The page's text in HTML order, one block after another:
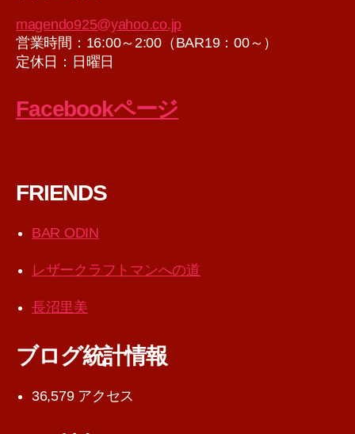
magendo925@yahoo.co.jp
営業時間：16:00～2:00（BAR19：00～）
定休日：日曜日
Facebookページ
FRIENDS
BAR ODIN
レザークラフトマンへの道
長沼里美
ブログ統計情報
36,579 アクセス